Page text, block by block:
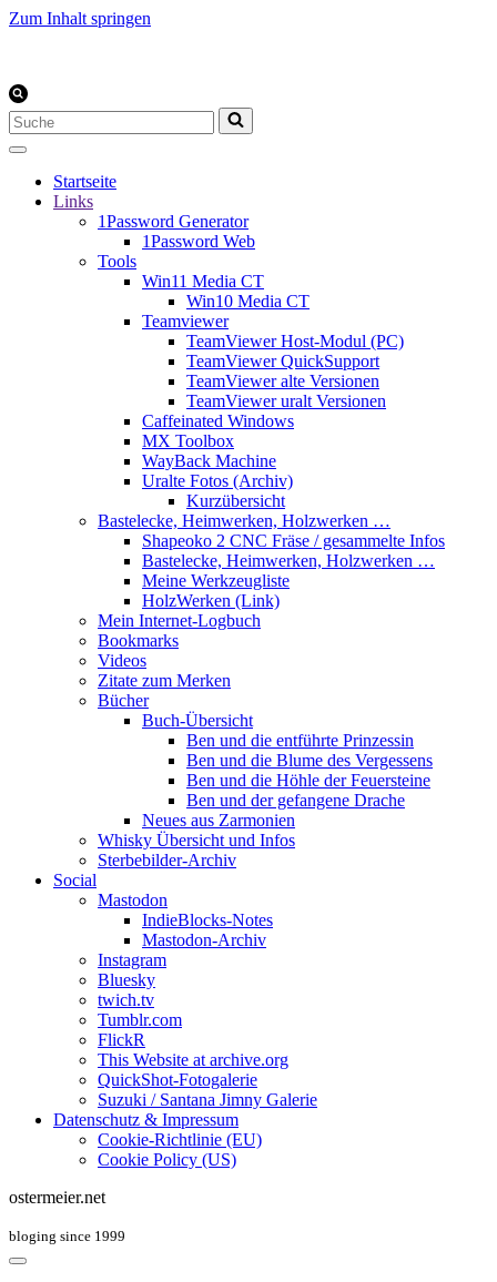
Zum Inhalt springen
Suchen
nach …
Startseite
Links
1Password Generator
1Password Web
Tools
Win11 Media CT
Win10 Media CT
Teamviewer
TeamViewer Host-Modul (PC)
TeamViewer QuickSupport
TeamViewer alte Versionen
TeamViewer uralt Versionen
Caffeinated Windows
MX Toolbox
WayBack Machine
Uralte Fotos (Archiv)
Kurzübersicht
Bastelecke, Heimwerken, Holzwerken …
Shapeoko 2 CNC Fräse / gesammelte Infos
Bastelecke, Heimwerken, Holzwerken …
Meine Werkzeugliste
HolzWerken (Link)
Mein Internet-Logbuch
Bookmarks
Videos
Zitate zum Merken
Bücher
Buch-Übersicht
Ben und die entführte Prinzessin
Ben und die Blume des Vergessens
Ben und die Höhle der Feuersteine
Ben und der gefangene Drache
Neues aus Zarmonien
Whisky Übersicht und Infos
Sterbebilder-Archiv
Social
Mastodon
IndieBlocks-Notes
Mastodon-Archiv
Instagram
Bluesky
twich.tv
Tumblr.com
FlickR
This Website at archive.org
QuickShot-Fotogalerie
Suzuki / Santana Jimny Galerie
Datenschutz & Impressum
Cookie-Richtlinie (EU)
Cookie Policy (US)
ostermeier.net
bloging since 1999